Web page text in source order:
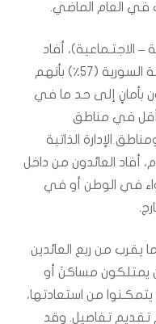
في العام الماضي.
– الاجتـماعية)، أفاد
غالبيةُ العائدين في مناطق الحكومة السورية (٥٧٪) بأنهم
بأمانٍ إلى حد ما في
أقل في مناطق
المؤقـتة (٣٧٪) ومناطق الإدارة الذاتية
بشكلٍ عام، أفاد العائدون من داخل
في الوطن أو في
يقرب من ربع العائدين
يمتلكون مساكنَ أو
من استعادتها،
تقديم تفاصيل. وقد